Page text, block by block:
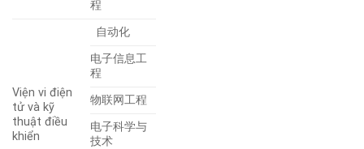
程
Viện vi điện
tử và kỹ
thuật điều
khiển
自动化
电子信息工
程
物联网工程
电子科学与
技术